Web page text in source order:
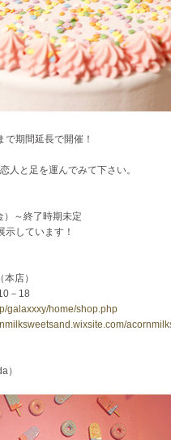
で期間延長で開催！
人と足を運んでみて下さい。
）～終了時期未定
ています！
店）
－18
galaxxxy/home/shop.php
）